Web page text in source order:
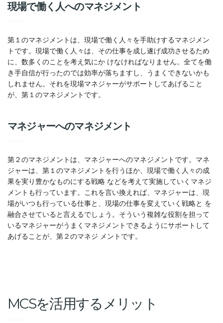
現場で働く人へのマネジメント
第１のマネジメントは、現場で働く人々を手助けするマネジメン
トです。現場で働く人々は、その仕事を成し遂げ成功させるため
に、数多くのことを考え気にか けなければなりません。全てを働
き手自信が行ったのでは効率が落ちますし、うまくできないかも
しれません。それを現場マネジャーがサポートしてあげること
が、第１のマネジメントです。
マネジャーへのマネジメント
第２のマネジメントは、マネジャーへのマネジメントです。マネ
ジャーは、第１のマネジメントを行うほか、現場で働く人々の成
果を実り豊かなものにする戦略 などを考えて実施していくマネジ
メントも行っています。これを言い換えれば、マネジャーは、現
場がいつも行っている仕事と、現場の仕事を変えていく戦略と を
融合させていると言えるでしょう。そういう複雑な役割を担って
いるマネジャーがうまくマネジメントできるようにサポートして
あげることが、第２のマネジ メントです。
MCSを活用するメリット